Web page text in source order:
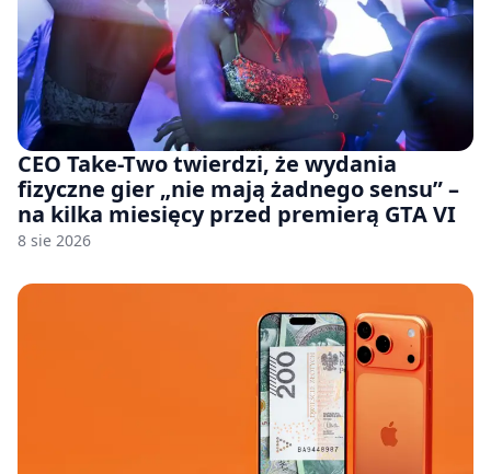
CEO Take-Two twierdzi, że wydania
fizyczne gier „nie mają żadnego sensu” –
na kilka miesięcy przed premierą GTA VI
8 sie 2026